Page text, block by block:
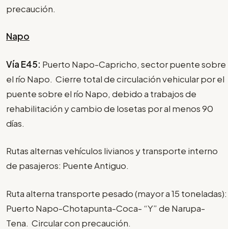
precaución.
Napo
Vía E45: Puerto Napo-Capricho, sector puente sobre
el río Napo. Cierre total de circulación vehicular por el
puente sobre el río Napo, debido a trabajos de
rehabilitación y cambio de losetas por al menos 90
días.
Rutas alternas vehículos livianos y transporte interno
de pasajeros: Puente Antiguo.
Ruta alterna transporte pesado (mayor a 15 toneladas):
Puerto Napo-Chotapunta-Coca- “Y” de Narupa-
Tena. Circular con precaución.